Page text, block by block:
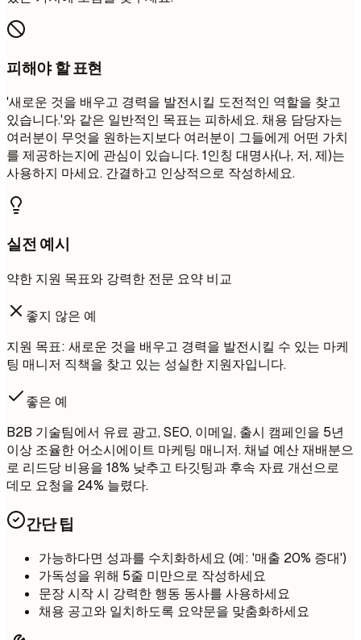
피해야 할 표현
'새로운 것을 배우고 경력을 발전시킬 도전적인 역할을 찾고
있습니다.'와 같은 일반적인 목표는 피하세요. 채용 담당자는
여러분이 무엇을 원하는지보다 여러분이 그들에게 어떤 가치
를 제공하는지에 관심이 있습니다. 1인칭 대명사(나, 저, 제)는
사용하지 마세요. 간결하고 인상적으로 작성하세요.
실전 예시
약한 지원 목표와 강력한 전문 요약 비교
좋지 않은 예
지원 목표: 새로운 것을 배우고 경력을 발전시킬 수 있는 마케
팅 매니저 직책을 찾고 있는 성실한 지원자입니다.
좋은 예
B2B 기술팀에서 유료 광고, SEO, 이메일, 출시 캠페인을 5년
이상 조율한 어소시에이트 마케팅 매니저. 채널 예산 재배분으
로 리드당 비용을 18% 낮추고 타깃팅과 후속 자료 개선으로
데모 요청을 24% 늘렸다.
간단 팁
가능하다면 성과를 수치화하세요 (예: '매출 20% 증대')
가독성을 위해 5줄 미만으로 작성하세요
문장 시작 시 강력한 행동 동사를 사용하세요
채용 공고와 일치하도록 요약문을 맞춤화하세요